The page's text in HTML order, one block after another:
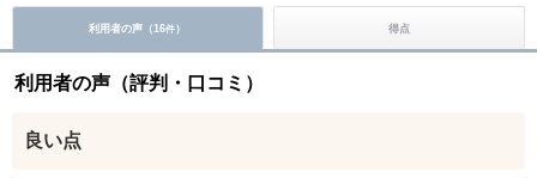
利用者の声（16件） 得点
利用者の声（評判・口コミ）
良い点